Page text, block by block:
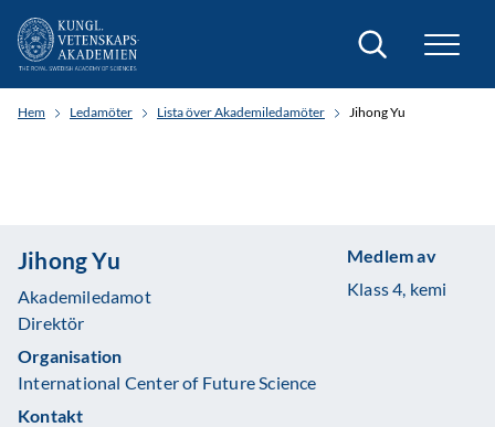
Sök
Hem Ledamöter Lista över Akademiledamöter Jihong Yu
Jihong Yu
Akademiledamot
Direktör
Organisation
International Center of Future Science
Medlem av
Klass 4, kemi
Kontakt